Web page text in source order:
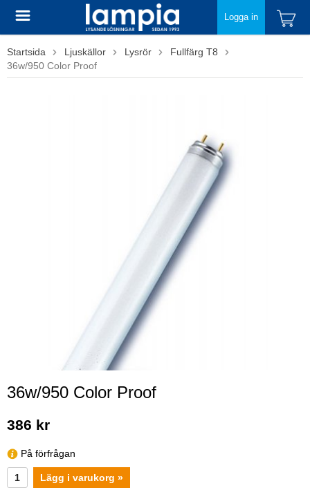
Logga in
Startsida Ljuskällor Lysrör
Fullfärg T8
36w/950 Color Proof
36w/950 Color Proof
386 kr
På förfrågan
Lägg i varukorg »